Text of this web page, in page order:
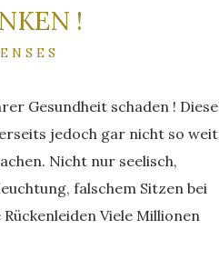
!
Gesundheit schaden ! Diese
jedoch gar nicht so weit
Nicht nur seelisch,
falschem Sitzen bei
Viele Millionen